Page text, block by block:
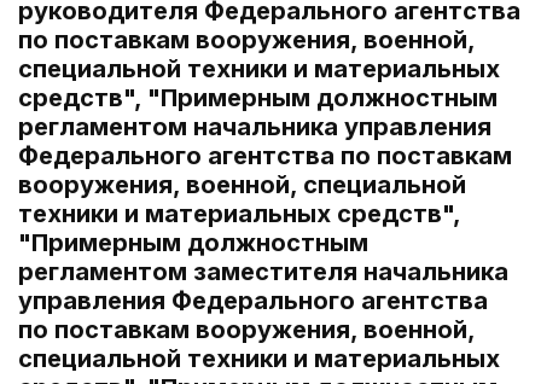
руководителя Федерального агентства
по поставкам вооружения, военной,
специальной техники и материальных
средств", "Примерным должностным
регламентом начальника управления
Федерального агентства по поставкам
вооружения, военной, специальной
техники и материальных средств",
"Примерным должностным
регламентом заместителя начальника
управления Федерального агентства
по поставкам вооружения, военной,
специальной техники и материальных